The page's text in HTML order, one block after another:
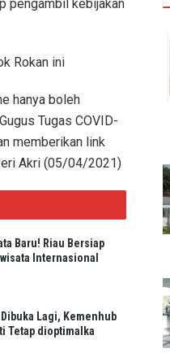
pengambil kebijakan
Rokan ini
hanya boleh
Tugas COVID-
memberikan link
Akri (05/04/2021)
Baru! Riau Bersiap
Internasional
Lagi, Kemenhub
Tetap dioptimalka